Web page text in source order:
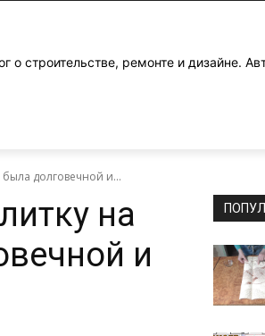
о строительстве, ремонте и дизайне.
была долговечной и...
на
и